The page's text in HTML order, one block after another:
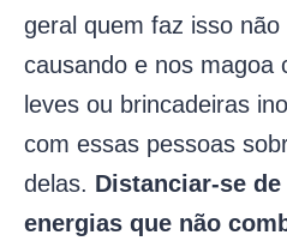
geral quem faz isso
causando e nos magoa
leves ou brincadeiras
com essas pessoas
delas. Distanciar-se
energias que não